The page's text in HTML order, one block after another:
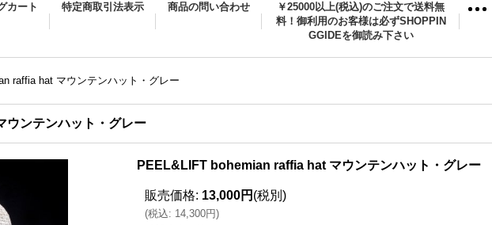
カート 特定商取引法表示 商品の問い合わせ
￥25000以上(税込)のご注文で送料無
料！御利用のお客様は必ずSHOPPIN
GGIDEを御読み下さい
raffia hat マウンテンハット・グレー
ンテンハット・グレー
PEEL&LIFT bohemian raffia hat マウンテンハット・グレー
販売価格: 13,000円 (税別)
(税込: 14,300円)